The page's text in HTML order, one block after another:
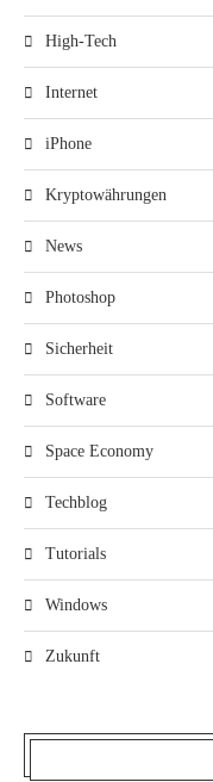
High-Tech
Internet
iPhone
Kryptowährungen
News
Photoshop
Sicherheit
Software
Space Economy
Techblog
Tutorials
Windows
Zukunft